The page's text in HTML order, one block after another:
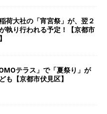
荷大社の「宵宮祭」が、翌２
執り行われる予定！【京都市
テラス」で「夏祭り」が
も【京都市伏見区】